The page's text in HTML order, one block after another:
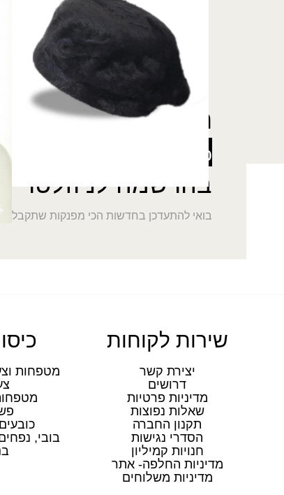
רוצה להתעדכן לפני
5% הנחה
על כל
בהרשמה לניוזלטר
בואי להתעדכן בחדשות הכי מפנקות שתקבלי
שירות לקוחות
יצירת קשר
דרושים
מדיניות פרטיות
שאלות נפוצות
תקנון החברה
הסדרי נגישות
חנויות קמיליון
מדיניות החלפה- אתר
מדיניות משלוחים
מטפחות
בובי,